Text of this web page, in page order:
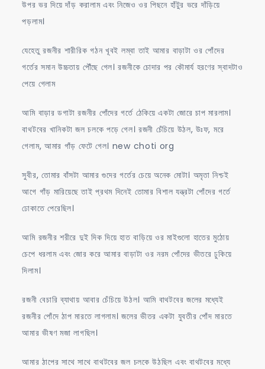
উপর ভর দিয়ে দাঁড় করালাম এবং নিজেও ওর পিছনে হাঁটুর ভরে দাঁড়িয়ে
পড়লাম।
যেহেতু রজনীর শারীরিক গঠন খূবই লম্বা তাই আমার বাড়াটা ওর পোঁদের
গর্তের সমান উচ্চতায় পৌঁছে গেল। রজনীকে চোদার পর কৌমার্য হরণের স্বাদটাও
পেয়ে গেলাম
আমি বাড়ার ডগাটা রজনীর পোঁদের গর্তে ঠেকিয়ে একটা জোরে চাপ মারলাম।
বাথটবের খানিকটা জল চলকে পড়ে গেল। রজনী চেঁচিয়ে উঠল, উঃফ, মরে
গেলাম, আমার গাঁড় ফেটে গেল। new choti org
সুবীর, তোমার বাঁসটা আমার গুদের গর্তের চেয়ে অনেক মোটা। অমৃতা নিশ্চই
আগে গাঁড় মারিয়েছে তাই প্রথম দিনেই তোমার বিশাল যন্ত্রটা পোঁদের গর্তে
ঢোকাতে পেরেছিল।
আমি রজনীর শরীরে দুই দিক দিয়ে হাত বাড়িয়ে ওর মাইগুলো হাতের মুঠোয়
চেপে ধরলাম এবং জোর করে আমার বাড়াটা ওর নরম পোঁদের ভীতরে ঢুকিয়ে
দিলাম।
রজনী বেচারি ব্যাথায় আবার চেঁচিয়ে উঠল। আমি বাথটবের জলের মধ্যেই
রজনীর পোঁদে ঠাপ মারতে লাগলাম। জলের ভীতর একটা যুবতীর পোঁদ মারতে
আমার ভীষণ মজা লাগছিল।
আমার ঠাপের সাথে সাথে বাথটবের জল চলকে উঠছিল এবং বাথটবের মধ্যে